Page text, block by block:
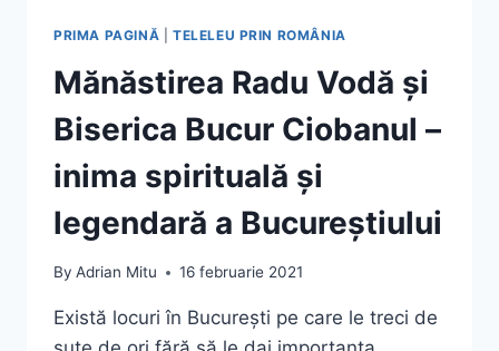
PRIMA PAGINĂ TELELEU PRIN ROMÂNIA
Mănăstirea Radu Vodă și
Biserica Bucur Ciobanul –
inima spirituală și
legendară a Bucureștiului
By Adrian Mitu 16 februarie 2021
Există locuri în București pe care le treci de